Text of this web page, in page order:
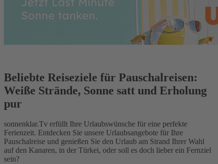
Beliebte Reiseziele für Pauschalreisen:
Weiße Strände, Sonne satt und Erholung
pur
sonnenklar.Tv erfüllt Ihre Urlaubswünsche für eine perfekte
Ferienzeit. Entdecken Sie unsere Urlaubsangebote für Ihre
Pauschalreise und genießen Sie den Urlaub am Strand Ihrer Wahl
auf den Kanaren, in der Türkei, oder soll es doch lieber ein Fernziel
sein?